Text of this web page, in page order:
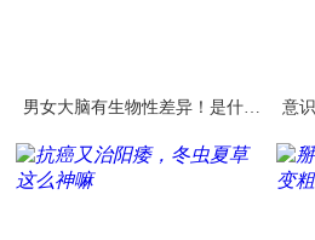
男女大脑有生物性差异！是什么
意